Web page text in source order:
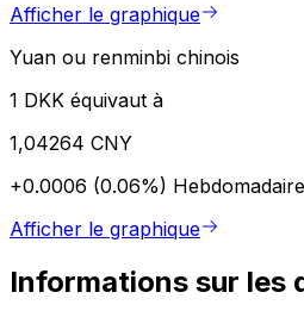
Afficher le graphique
Yuan ou renminbi chinois
1 DKK équivaut à
1,04264 CNY
+0.0006 (0.06%) Hebdomadaire
Afficher le graphique
Informations sur les